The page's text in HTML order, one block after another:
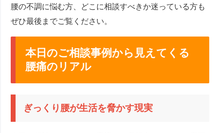
腰の不調に悩む方、どこに相談すべきか迷っている方も
ぜひ最後までご覧ください。
本日のご相談事例から見えてくる
腰痛のリアル
ぎっくり腰が生活を脅かす現実